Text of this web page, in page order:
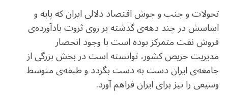
تحولات و جنب و جوش اقتصاد دلالی ایران که پایه و
اساسش در چند دهه‌ی گذشته بر روی ثروت بادآورده‌ی
فروش نفت متمرکز بوده است با وجود انحصار
مدیریت حریص کشور، توانسته است در بخش بزرگی از
جامعه‌ی ایران دست به دست بگردد و طبقه‌ی متوسط
وسیعی را نیز برای ایران فراهم آورد.